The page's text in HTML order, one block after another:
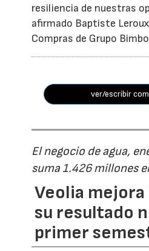
resiliencia de nuestras
afirmado Baptiste
Compras de Grupo
ver/escribir
El negocio de agua,
suma 1.426 millones
Veolia
su resultado
primer